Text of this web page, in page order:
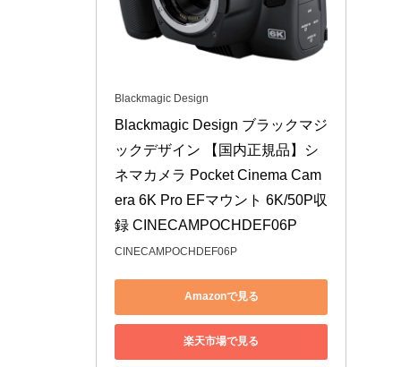
Blackmagic Design
Blackmagic Design ブラックマジ
ックデザイン 【国内正規品】シ
ネマカメラ Pocket Cinema Cam
era 6K Pro EFマウント 6K/50P収
録 CINECAMPOCHDEF06P
CINECAMPOCHDEF06P
Amazonで見る
楽天市場で見る